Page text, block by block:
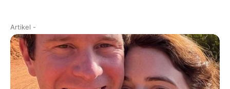
Artikel -